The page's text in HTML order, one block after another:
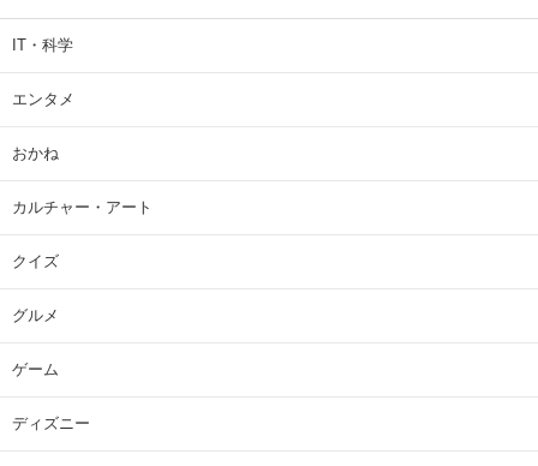
IT・科学
エンタメ
おかね
カルチャー・アート
クイズ
グルメ
ゲーム
ディズニー